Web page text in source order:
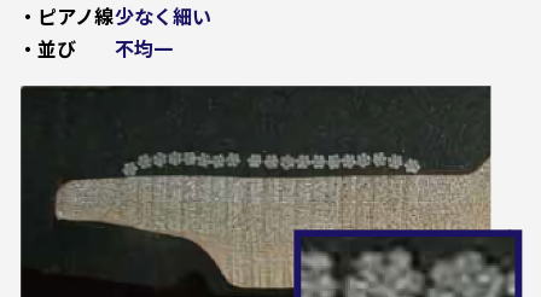
・ピアノ線少なく細い
・並び
不均一